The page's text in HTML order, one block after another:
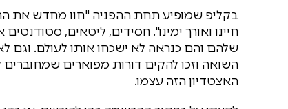
בקליפ שמופיע תחת ההפניה "חוו מחדש את
חיינו ואורך ימינו". חסידים, ליטאים,
שלהם והם כנראה לא ישכחו אותו לעולם.
השואה וזכו להקים דורות מפוארים
האצטדיון הזה עצמו.